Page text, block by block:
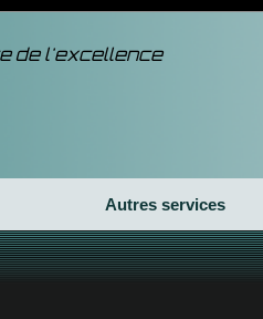
de l'excellence
Autres services